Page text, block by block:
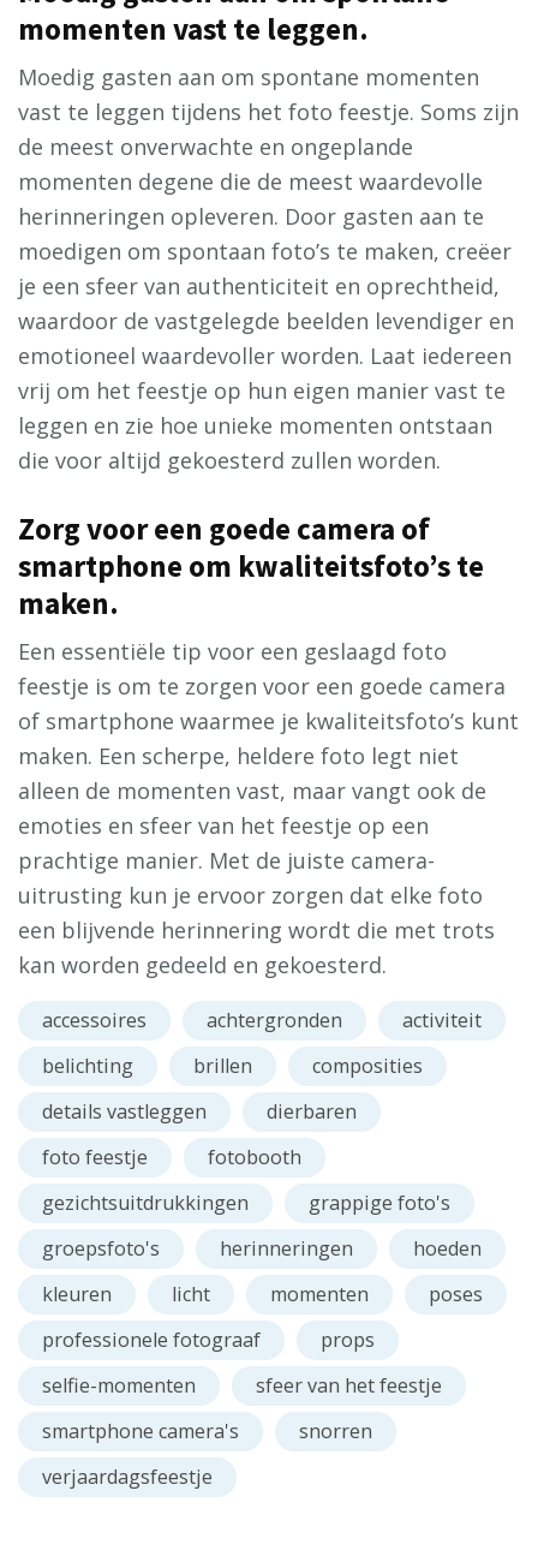
momenten vast te leggen.
Moedig gasten aan om spontane momenten
vast te leggen tijdens het foto feestje. Soms zijn
de meest onverwachte en ongeplande
momenten degene die de meest waardevolle
herinneringen opleveren. Door gasten aan te
moedigen om spontaan foto’s te maken, creëer
je een sfeer van authenticiteit en oprechtheid,
waardoor de vastgelegde beelden levendiger en
emotioneel waardevoller worden. Laat iedereen
vrij om het feestje op hun eigen manier vast te
leggen en zie hoe unieke momenten ontstaan
die voor altijd gekoesterd zullen worden.
Zorg voor een goede camera of
smartphone om kwaliteitsfoto’s te
maken.
Een essentiële tip voor een geslaagd foto
feestje is om te zorgen voor een goede camera
of smartphone waarmee je kwaliteitsfoto’s kunt
maken. Een scherpe, heldere foto legt niet
alleen de momenten vast, maar vangt ook de
emoties en sfeer van het feestje op een
prachtige manier. Met de juiste camera-
uitrusting kun je ervoor zorgen dat elke foto
een blijvende herinnering wordt die met trots
kan worden gedeeld en gekoesterd.
accessoires achtergronden
activiteit
belichting
brillen
composities
details vastleggen
dierbaren
foto feestje
fotobooth
gezichtsuitdrukkingen
grappige foto's
groepsfoto's
herinneringen
hoeden
kleuren
licht momenten
poses
professionele fotograaf
props
selfie-momenten
sfeer van het feestje
smartphone camera's
snorren
verjaardagsfeestje